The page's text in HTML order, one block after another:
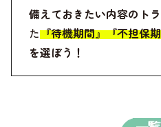
備えておきたい内容のト
た『待機期間』『不担保
を選ぼう！